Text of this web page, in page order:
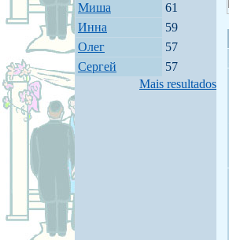
Миша
61
Инна
59
Олег
57
Сергей
57
Mais resultados